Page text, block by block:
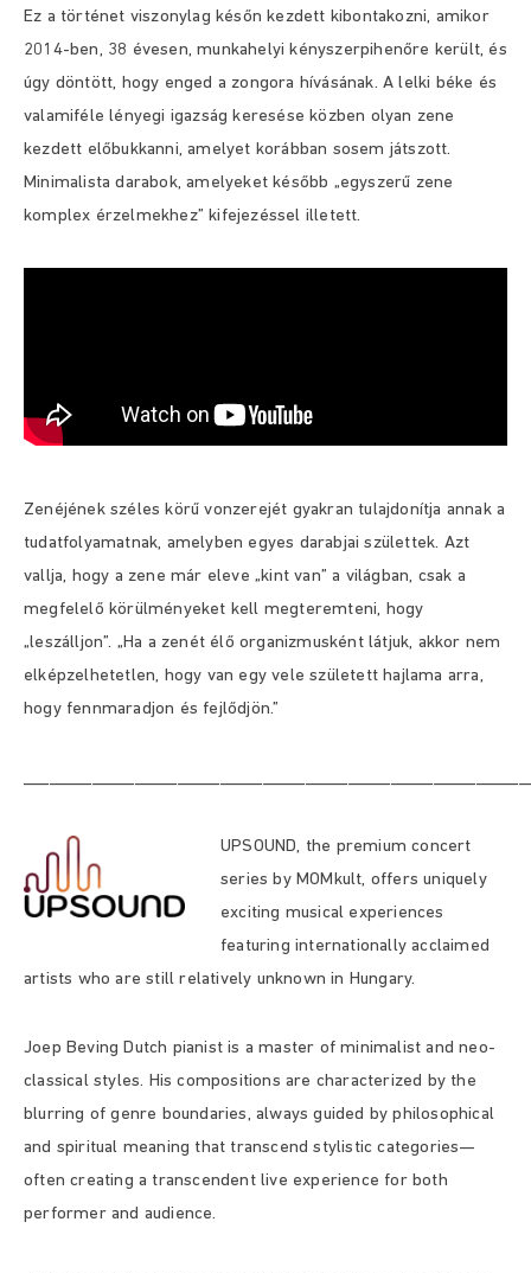
Ez a történet viszonylag későn kezdett kibontakozni, amikor
2014-ben, 38 évesen, munkahelyi kényszerpihenőre került, és
úgy döntött, hogy enged a zongora hívásának. A lelki béke és
valamiféle lényegi igazság keresése közben olyan zene
kezdett előbukkanni, amelyet korábban sosem játszott.
Minimalista darabok, amelyeket később „egyszerű zene
komplex érzelmekhez” kifejezéssel illetett.
Zenéjének széles körű vonzerejét gyakran tulajdonítja annak a
tudatfolyamatnak, amelyben egyes darabjai születtek. Azt
vallja, hogy a zene már eleve „kint van” a világban, csak a
megfelelő körülményeket kell megteremteni, hogy
„leszálljon”. „Ha a zenét élő organizmusként látjuk, akkor nem
elképzelhetetlen, hogy van egy vele született hajlama arra,
hogy fennmaradjon és fejlődjön.”
UPSOUND, the premium concert
series by MOMkult, offers uniquely
exciting musical experiences
featuring internationally acclaimed
artists who are still relatively unknown in Hungary.
Joep Beving Dutch pianist is a master of minimalist and neo-
classical styles. His compositions are characterized by the
blurring of genre boundaries, always guided by philosophical
and spiritual meaning that transcend stylistic categories—
often creating a transcendent live experience for both
performer and audience.